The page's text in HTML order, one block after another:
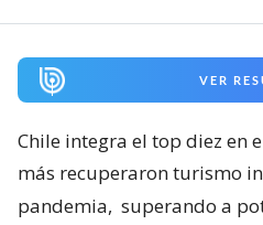
VER
Chile integra el top diez en
más recuperaron turismo
pandemia, superando a